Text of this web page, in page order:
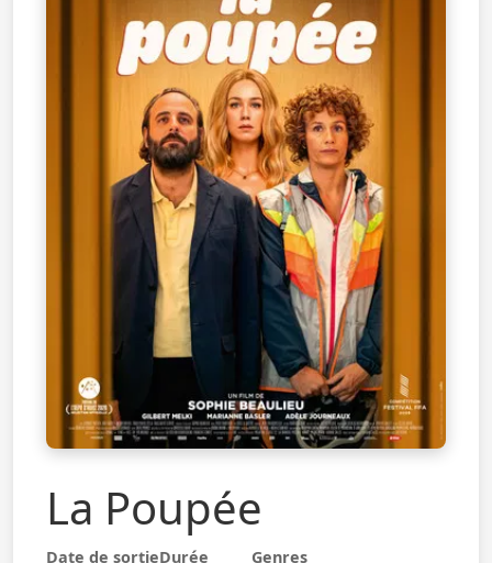
La Poupée
Date de sortieDurée Genres